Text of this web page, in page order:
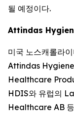
될 예정이다.
Attindas
미국 노스캐롤라
Attindas
Healthcare
HDIS와 유럽의
Healthcare AB